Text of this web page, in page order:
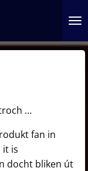
…
fan in
it is
docht bliken út